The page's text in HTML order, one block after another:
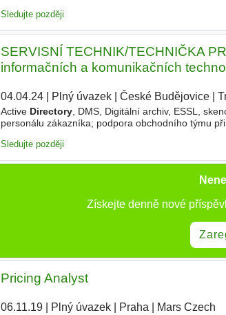
Sledujte později
SERVISNÍ TECHNIK/TECHNIČKA
informačních a komunikačních
04.04.24| Plný úvazek| České Budějovice|
Active Directory, DMS, Digitální archiv, ESSL,
personálu zákazníka; podpora obchodního týmu
Sledujte později
Získejte denně nové
Pricing Analyst
06.11.19| Plný úvazek| Praha Mars Czech